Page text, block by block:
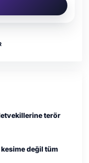
terör
değil tüm